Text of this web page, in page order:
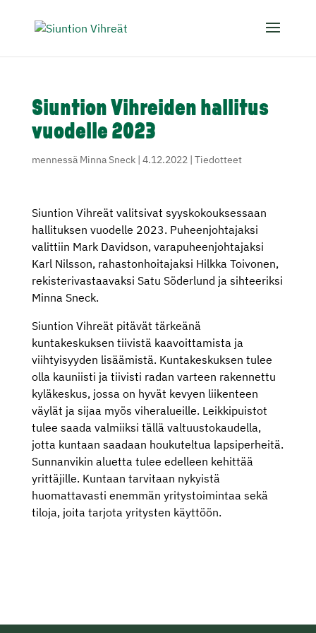
Siuntion Vihreiden hallitus
vuodelle 2023
mennessä Minna Sneck| 4.12.2022| Tiedotteet
Siuntion Vihreät valitsivat syyskokouksessaan
hallituksen vuodelle 2023. Puheenjohtajaksi
valittiin Mark Davidson, varapuheenjohtajaksi
Karl Nilsson, rahastonhoitajaksi Hilkka Toivonen,
rekisterivastaavaksi Satu Söderlund ja sihteeriksi
Minna Sneck.
Siuntion Vihreät pitävät tärkeänä
kuntakeskuksen tiivistä kaavoittamista ja
viihtyisyyden lisäämistä. Kuntakeskuksen tulee
olla kauniisti ja tiivisti radan varteen rakennettu
kyläkeskus, jossa on hyvät kevyen liikenteen
väylät ja sijaa myös viheralueille. Leikkipuistot
tulee saada valmiiksi tällä valtuustokaudella,
jotta kuntaan saadaan houkuteltua lapsiperheitä.
Sunnanvikin aluetta tulee edelleen kehittää
yrittäjille. Kuntaan tarvitaan nykyistä
huomattavasti enemmän yritystoimintaa sekä
tiloja, joita tarjota yritysten käyttöön.